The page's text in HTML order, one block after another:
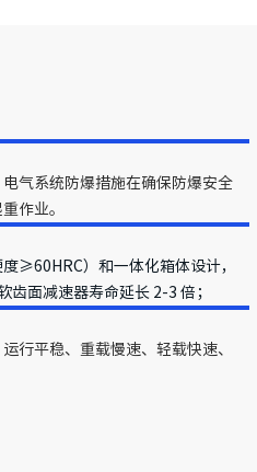
气系统防爆措施在确保防爆安全
作业。
≥60HRC）和一体化箱体设计，
齿面减速器寿命延长 2-3 倍；
行平稳、重载慢速、轻载快速、